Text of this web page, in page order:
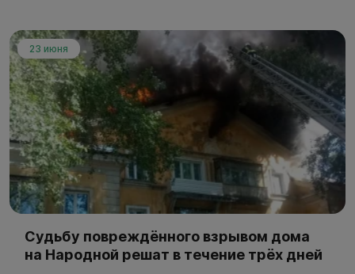
23 июня
Судьбу повреждённого взрывом дома
на Народной решат в течение трёх дней